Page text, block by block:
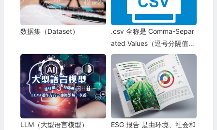
数据集（Dataset）
.csv 全称是 Comma-Separ
ated Values（逗号分隔值）
纯文本格式的表格文件
LLM（大型语言模型）
ESG 报告 是由环境、社会和